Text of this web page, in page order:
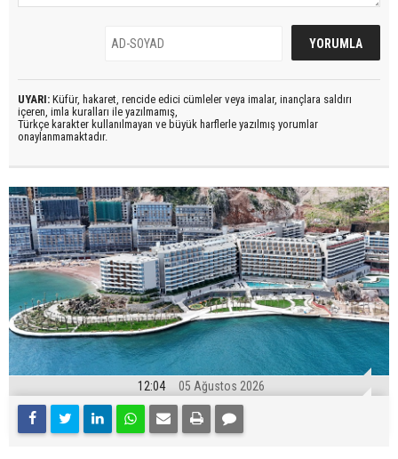
UYARI: Küfür, hakaret, rencide edici cümleler veya imalar, inançlara saldırı
içeren, imla kuralları ile yazılmamış,
Türkçe karakter kullanılmayan ve büyük harflerle yazılmış yorumlar
onaylanmamaktadır.
12:04 05 Ağustos 2026